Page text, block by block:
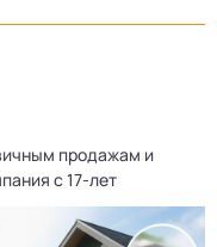
продажам и
с 17-лет